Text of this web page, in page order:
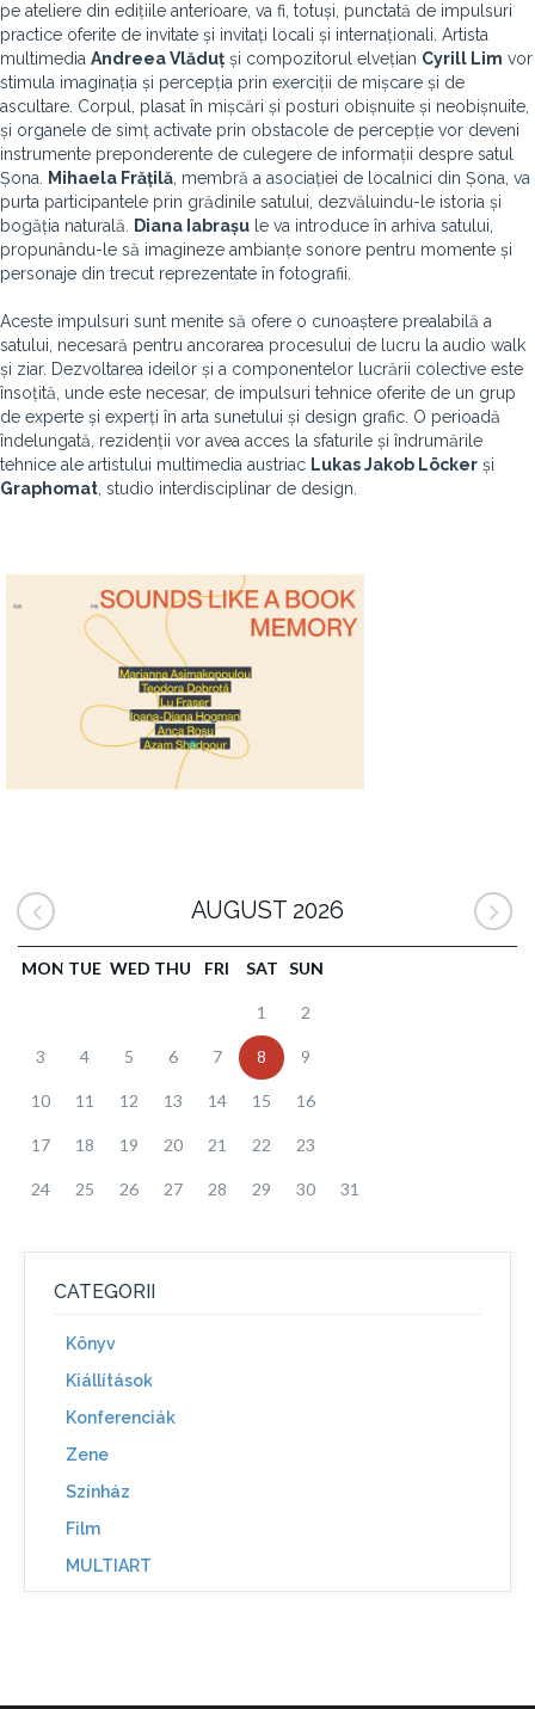
pe ateliere din edițiile anterioare, va fi, totuși, punctată de impulsuri
practice oferite de invitate și invitați locali și internaționali. Artista
multimedia Andreea Vlăduț și compozitorul elvețian Cyrill Lim vor
stimula imaginația și percepția prin exerciții de mișcare și de
ascultare. Corpul, plasat în mișcări și posturi obișnuite și neobișnuite,
și organele de simț activate prin obstacole de percepție vor deveni
instrumente preponderente de culegere de informații despre satul
Șona.
Mihaela Frățilă , membră a asociației de localnici din Șona, va
purta participantele prin grădinile satului, dezvăluindu-le istoria și
bogăția naturală.
Diana Iabrașu le va introduce în arhiva satului,
propunându-le să imagineze ambianțe sonore pentru momente și
personaje din trecut reprezentate în fotografii.
Aceste impulsuri sunt menite să ofere o cunoaștere prealabilă a
satului, necesară pentru ancorarea procesului de lucru la audio walk
și ziar. Dezvoltarea ideilor și a componentelor lucrării colective este
însoțită, unde este necesar, de impulsuri tehnice oferite de un grup
de experte și experți în arta sunetului și design grafic. O perioadă
îndelungată, rezidenții vor avea acces la sfaturile și îndrumările
tehnice ale artistului multimedia austriac Lukas Jakob Löcker și
Graphomat , studio interdisciplinar de design.
AUGUST 2026
MON TUE WED THU FRI SAT SUN
1 2
3 4 5 6 7 8 9
10 11 12 13 14 15 16
17 18 19 20 21 22 23
24 25 26 27 28 29 30 31
CATEGORII
Könyv
Kiállítások
Konferenciák
Zene
Színház
Film
MULTIART